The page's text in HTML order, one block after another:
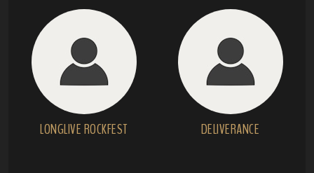
LONGLIVE ROCKFEST DELIVERANCE